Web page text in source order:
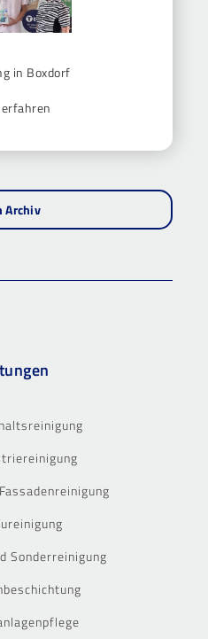
in Boxdorf
Archiv
Sonderreinigung